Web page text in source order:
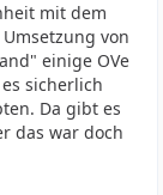
mit dem
von
einige OVe
sicherlich
Da gibt es
das war doch